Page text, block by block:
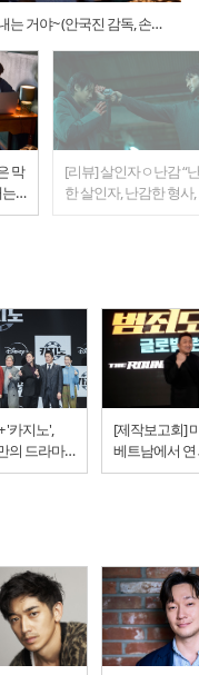
는 거야~ (안국진 감독, 손석
막
구
[리뷰] 살인자ㅇ난감 “
한 살인자, 난감한 형사,
'카지노',
의 드라마,
이동휘의
[제작보고회]
베트남에서
진실의 방, '범